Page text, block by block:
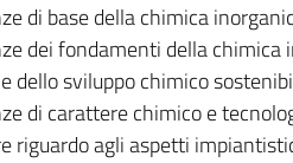
di base della chimica
dei fondamenti della
dello sviluppo chimico
di carattere chimico e
riguardo agli aspetti